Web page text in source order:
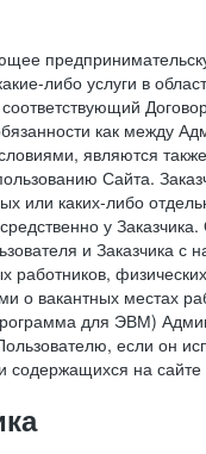
либо услуги в
как между
являются
Сайта.
или каких-либо
у
и Заказчика с
работников,
о вакантных местах
для ЭВМ)
если он
на